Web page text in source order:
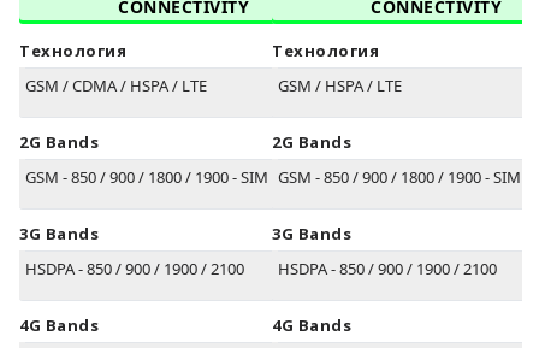
CONNECTIVITY
Технология
GSM / CDMA / HSPA / LTE
2G Bands
GSM - 850 / 900 / 1800 / 1900 - SIM 1 & SIM 2
3G Bands
HSDPA - 850 / 900 / 1900 / 2100
4G Bands
CONNECTIVITY
Технология
GSM / HSPA / LTE
2G Bands
GSM - 850 / 900 / 1800 / 1900 - SIM 1
3G Bands
HSDPA - 850 / 900 / 1900 / 2100
4G Bands